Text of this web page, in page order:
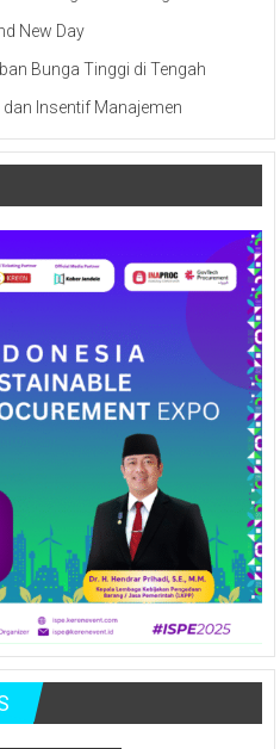
New Day
Bunga Tinggi di Tengah
Insentif Manajemen